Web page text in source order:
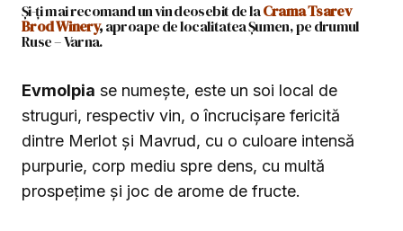
Și-ți mai recomand un vin deosebit de laCrama Tsarev
Brod Winery,aproape de localitatea Șumen, pe drumul
Ruse – Varna.
Evmolpia se numește, este un soi local de
struguri, respectiv vin, o încrucișare fericită
dintre Merlot și Mavrud, cu o culoare intensă
purpurie, corp mediu spre dens, cu multă
prospețime și joc de arome de fructe.